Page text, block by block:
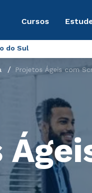
Cursos
do Sul
Projetos Ágeis com